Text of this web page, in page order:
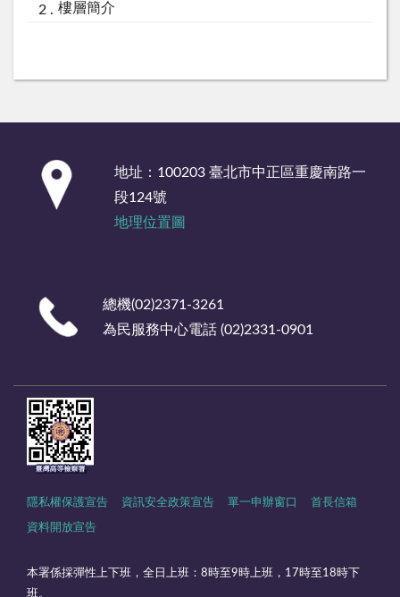
樓層簡介
地址：100203 臺北市中正區重慶南路一
段124號
地理位置圖
總機(02)2371-3261
為民服務中心電話 (02)2331-0901
隱私權保護宣告 資訊安全政策宣告 單一申辦窗口 首長信箱
資料開放宣告
本署係採彈性上下班，全日上班：8時至9時上班，17時至18時下
班。